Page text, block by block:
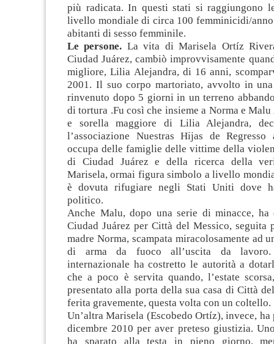
più radicata. In questi stati si raggiungono
livello mondiale di circa 100 femminicidi/
abitanti di sesso femminile.
Le persone. La vita di Marisela Ortíz
Ciudad Juárez, cambiò improvvisamente
migliore, Lilia Alejandra, di 16 anni,
2001. Il suo corpo martoriato, avvolto in
rinvenuto dopo 5 giorni in un terreno
di tortura .Fu così che insieme a Norma e Malu
e sorella maggiore di Lilia Alejandra,
l’associazione Nuestras Hijas de
occupa delle famiglie delle vittime della
di Ciudad Juárez e della ricerca della
Marisela, ormai figura simbolo a livello
è dovuta rifugiare negli Stati Uniti dove
politico.
Anche Malu, dopo una serie di minacce, ha
Ciudad Juárez per Città del Messico, seguita
madre Norma, scampata miracolosamente ad
di arma da fuoco all’uscita da lavoro.
internazionale ha costretto le autorità a
che a poco è servita quando, l’estate
presentato alla porta della sua casa di Città
ferita gravemente, questa volta con un coltello.
Un’altra Marisela (Escobedo Ortíz), invece,
dicembre 2010 per aver preteso giustizia.
ha sparato alla testa in pieno giorno,